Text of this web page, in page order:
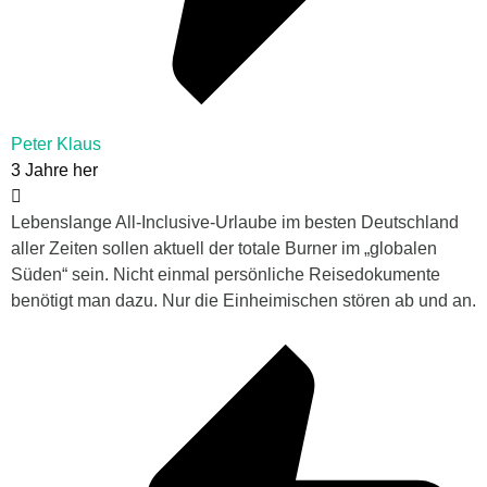
Peter Klaus
3 Jahre her
Lebenslange All-Inclusive-Urlaube im besten Deutschland
aller Zeiten sollen aktuell der totale Burner im „globalen
Süden“ sein. Nicht einmal persönliche Reisedokumente
benötigt man dazu. Nur die Einheimischen stören ab und an.